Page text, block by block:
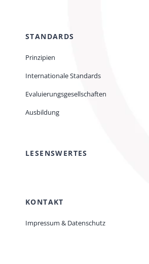
STANDARDS
Prinzipien
Internationale Standards
Evaluierungsgesellschaften
Ausbildung
LESENSWERTES
KONTAKT
Impressum & Datenschutz